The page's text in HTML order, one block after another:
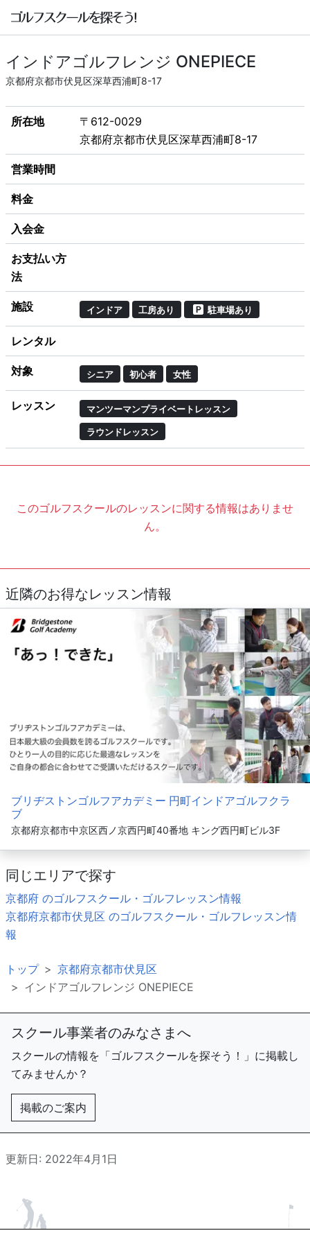
インドアゴルフレンジ ONEPIECE
京都府京都市伏見区深草西浦町8-17
所在地
〒612-0029
京都府京都市伏見区深草西浦町8-17
営業時間
料金
入会金
お支払い方
法
施設 インドア 工房あり 駐車場あり
レンタル
対象 シニア 初心者 女性
レッスン マンツーマンプライベートレッスン
ラウンドレッスン
このゴルフスクールのレッスンに関する情報はありませ
ん。
近隣のお得なレッスン情報
ブリヂストンゴルフアカデミー 円町インドアゴルフクラ
ブ
京都府京都市中京区西ノ京西円町40番地 キング西円町ビル3F
同じエリアで探す
京都府 のゴルフスクール・ゴルフレッスン情報
京都府京都市伏見区 のゴルフスクール・ゴルフレッスン情
報
トップ
京都府京都市伏見区
インドアゴルフレンジ ONEPIECE
スクール事業者のみなさまへ
スクールの情報を「ゴルフスクールを探そう！」に掲載し
てみませんか？
掲載のご案内
更新日: 2022年4月1日